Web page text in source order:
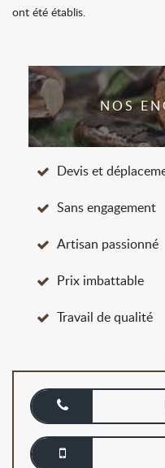
ont été établis.
NOS
Devis et
Sans engagement
Artisan passionné
Prix imbattable
Travail de qualité